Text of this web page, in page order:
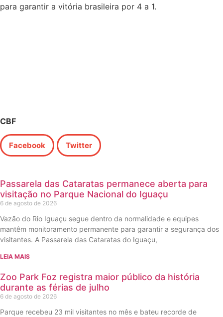
para garantir a vitória brasileira por 4 a 1.
CBF
Facebook Twitter
Passarela das Cataratas permanece aberta para
visitação no Parque Nacional do Iguaçu
6 de agosto de 2026
Vazão do Rio Iguaçu segue dentro da normalidade e equipes
mantêm monitoramento permanente para garantir a segurança dos
visitantes. A Passarela das Cataratas do Iguaçu,
LEIA MAIS
Zoo Park Foz registra maior público da história
durante as férias de julho
6 de agosto de 2026
Parque recebeu 23 mil visitantes no mês e bateu recorde de